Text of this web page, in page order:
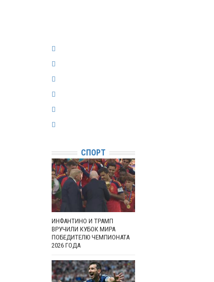
СПОРТ
ИНФАНТИНО И ТРАМП
ВРУЧИЛИ КУБОК МИРА
ПОБЕДИТЕЛЮ ЧЕМПИОНАТА
2026 ГОДА